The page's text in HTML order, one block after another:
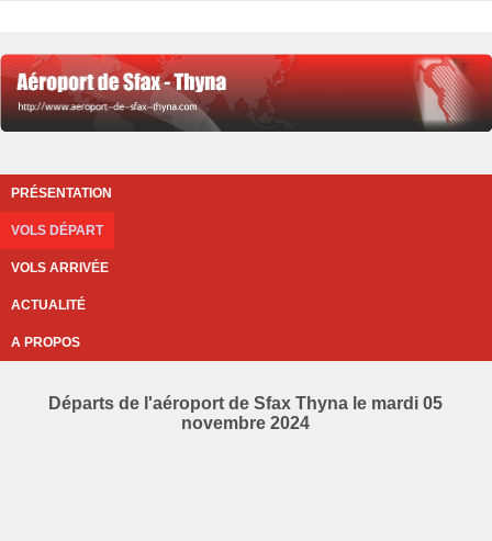
PRÉSENTATION
VOLS DÉPART
VOLS ARRIVÉE
ACTUALITÉ
A PROPOS
Départs de l'aéroport de Sfax Thyna le mardi 05
novembre 2024